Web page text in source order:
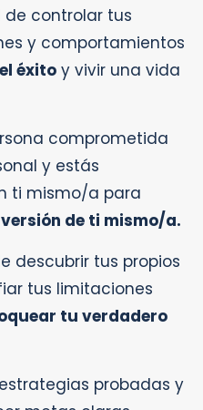
controlar tus
y comportamientos
éxito y vivir una vida
comprometida
y estás
ti mismo/a para
de ti mismo/a.
descubrir tus propios
tus limitaciones
tu verdadero
probadas y